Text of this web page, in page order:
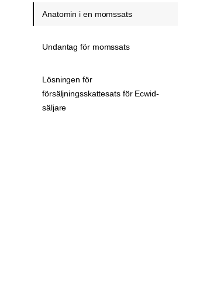
Anatomin i en momssats
Undantag för momssats
Lösningen för
försäljningsskattesats för Ecwid-
säljare